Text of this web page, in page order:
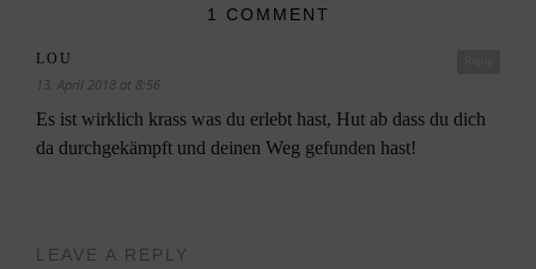
1 COMMENT
LOU
13. April 2018 at 8:56
Es ist wirklich krass was du erlebt hast, Hut ab dass du dich
da durchgekämpft und deinen Weg gefunden hast!
LEAVE A REPLY